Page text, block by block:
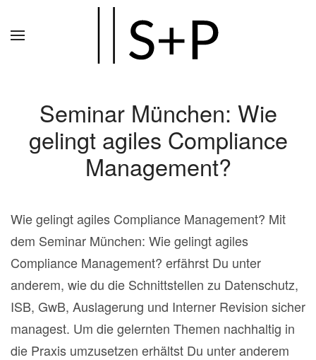
Seminar München: Wie
gelingt agiles Compliance
Management?
Wie gelingt agiles Compliance Management? Mit
dem Seminar München: Wie gelingt agiles
Compliance Management? erfährst Du unter
anderem, wie du die Schnittstellen zu Datenschutz,
ISB, GwB, Auslagerung und Interner Revision sicher
managest. Um die gelernten Themen nachhaltig in
die Praxis umzusetzen erhältst Du unter anderem